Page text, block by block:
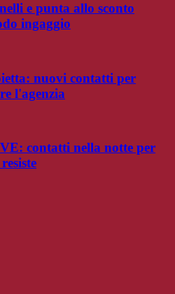
e punta allo sconto
ingaggio
nuovi contatti per
l'agenzia
contatti nella notte per